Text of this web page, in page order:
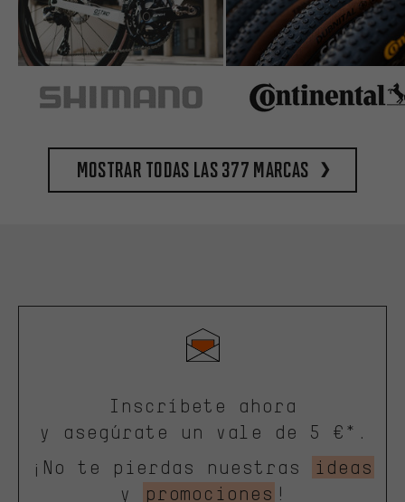
Mostrar todas las 377 marcas
Inscríbete ahora
y asegúrate un vale de 5 €*.
¡No te pierdas nuestras
ideas
y
promociones !